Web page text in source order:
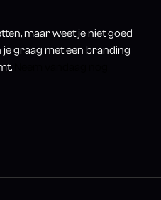
maar weet je niet goed
graag met een branding